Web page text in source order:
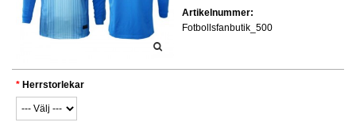
Artikelnummer:
Fotbollsfanbutik_500
Herrstorlekar